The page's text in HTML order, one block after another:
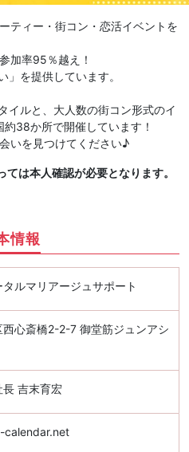
ティー・街コン・恋活イベントを
加率95％越え！
」を提供しています。
イルと、大人数の街コン形式のイ
38か所で開催しています！
いを見つけてください♪
は本人確認が必要となります。
情報
ルマリアージュサポート
西心斎橋2-2-7 御堂筋ジュンアシ
吉末育宏
calendar.net